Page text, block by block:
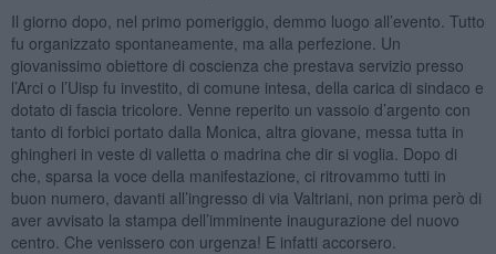
Il giorno dopo, nel primo pomeriggio, demmo luogo all’evento. Tutto
fu organizzato spontaneamente, ma alla perfezione. Un
giovanissimo obiettore di coscienza che prestava servizio presso
l’Arci o l’Uisp fu investito, di comune intesa, della carica di sindaco e
dotato di fascia tricolore. Venne reperito un vassoio d’argento con
tanto di forbici portato dalla Monica, altra giovane, messa tutta in
ghingheri in veste di valletta o madrina che dir si voglia. Dopo di
che, sparsa la voce della manifestazione, ci ritrovammo tutti in
buon numero, davanti all’ingresso di via Valtriani, non prima però di
aver avvisato la stampa dell’imminente inaugurazione del nuovo
centro. Che venissero con urgenza! E infatti accorsero.